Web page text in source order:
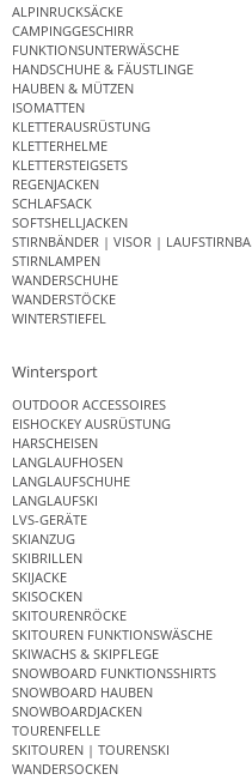
ALPINRUCKSÄCKE
CAMPINGGESCHIRR
FUNKTIONSUNTERWÄSCHE
HANDSCHUHE & FÄUSTLINGE
HAUBEN & MÜTZEN
ISOMATTEN
KLETTERAUSRÜSTUNG
KLETTERHELME
KLETTERSTEIGSETS
REGENJACKEN
SCHLAFSACK
SOFTSHELLJACKEN
STIRNBÄNDER | VISOR |
STIRNLAMPEN
WANDERSCHUHE
WANDERSTÖCKE
WINTERSTIEFEL
Wintersport
OUTDOOR ACCESSOIRES
EISHOCKEY AUSRÜSTUNG
HARSCHEISEN
LANGLAUFHOSEN
LANGLAUFSCHUHE
LANGLAUFSKI
LVS-GERÄTE
SKIANZUG
SKIBRILLEN
SKIJACKE
SKISOCKEN
SKITOURENRÖCKE
SKITOUREN FUNKTIONSWÄSCHE
SKIWACHS & SKIPFLEGE
SNOWBOARD FUNKTIONSSHIRTS
SNOWBOARD HAUBEN
SNOWBOARDJACKEN
TOURENFELLE
SKITOUREN | TOURENSKI
WANDERSOCKEN